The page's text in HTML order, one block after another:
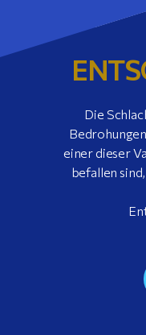
Die
einer dieser
befallen